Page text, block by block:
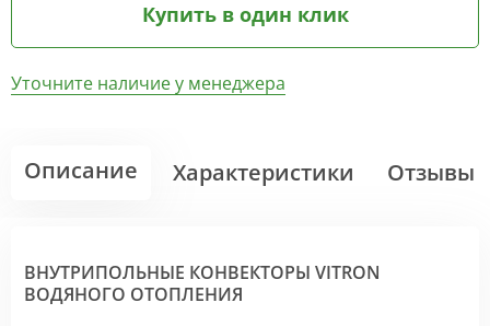
Купить в один клик
Уточните наличие у менеджера
Описание Характеристики Отзывы
ВНУТРИПОЛЬНЫЕ КОНВЕКТОРЫ VITRON
ВОДЯНОГО ОТОПЛЕНИЯ